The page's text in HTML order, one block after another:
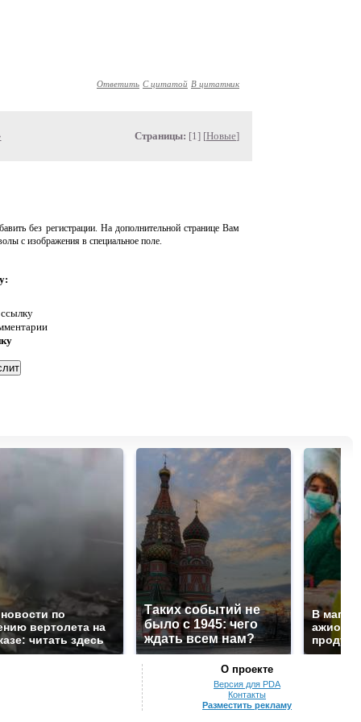
Ответить С цитатой В цитатник
Страницы: [1] [Новые]
без регистрации. На дополнительной странице Вам
с изображения в специальное поле.
по
вертолета на
читать здесь
Таких событий не
было с 1945: чего
ждать всем нам?
В
ажиотаж
О проекте
Версия для PDA
Контакты
Разместить рекламу